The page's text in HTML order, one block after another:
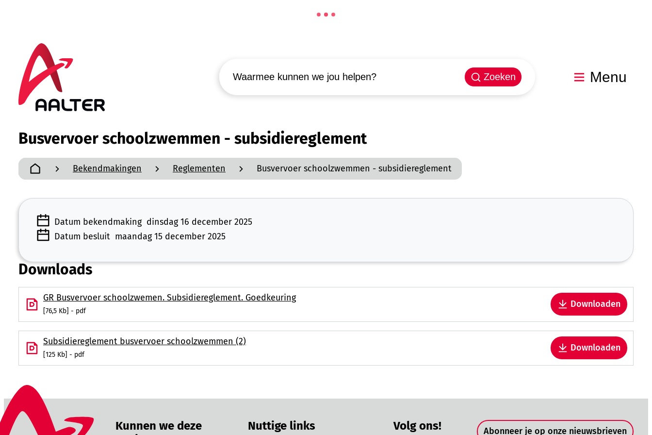
Aalter
Zoeken
Menu
Busvervoer schoolzwemmen - subsidiereglement
Startpagina
Bekendmakingen Reglementen Busvervoer schoolzwemmen - subsidiereglement
Datum bekendmaking dinsdag 16 december 2025
Datum besluit maandag 15 december 2025
Downloads
GR Busvervoer schoolzwemen. Subsidiereglement. Goedkeuring
76,5 Kb pdf
Downloaden
Subsidiereglement busvervoer schoolzwemmen (2)
125 Kb pdf
Downloaden
Kunnen we deze
Nuttige links Volg ons! Snel naar
Abonneer je op onze nieuwsbrieven